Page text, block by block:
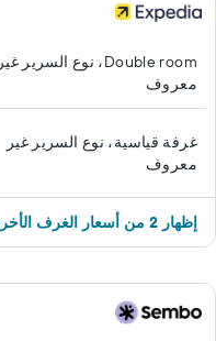
Double room، نوع السرير غير
معروف
غرفة قياسية، نوع السرير غير
معروف
إظهار 2 من أسعار الغرف الأخرى